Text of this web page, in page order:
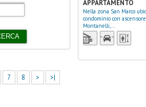
APPARTAMENTO
Nella zona San Marco ubicato in bel
condominio con
Montanelli,...
7 8 > >|